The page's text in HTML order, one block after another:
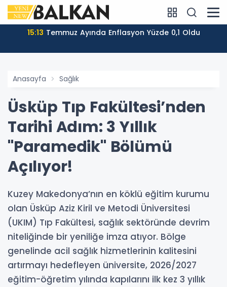
15:13 Temmuz Ayında Enflasyon Yüzde 0,1 Oldu
Anasayfa Sağlık
Üsküp Tıp Fakültesi’nden
Tarihi Adım: 3 Yıllık
"Paramedik" Bölümü
Açılıyor!
Kuzey Makedonya’nın en köklü eğitim kurumu
olan Üsküp Aziz Kiril ve Metodi Üniversitesi
(UKIM) Tıp Fakültesi, sağlık sektöründe devrim
niteliğinde bir yeniliğe imza atıyor. Bölge
genelinde acil sağlık hizmetlerinin kalitesini
artırmayı hedefleyen üniversite, 2026/2027
eğitim-öğretim yılında kapılarını ilk kez 3 yıllık